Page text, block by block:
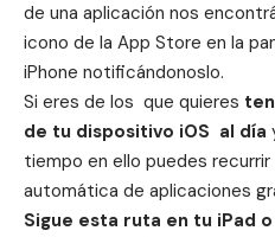
de una aplicación nos
icono de la App Store en la
iPhone notificándonoslo.
Si eres de los que quieres
de tu dispositivo iOS al día
tiempo en ello puedes recurrir
automática de aplicaciones
Sigue esta ruta en tu iPad